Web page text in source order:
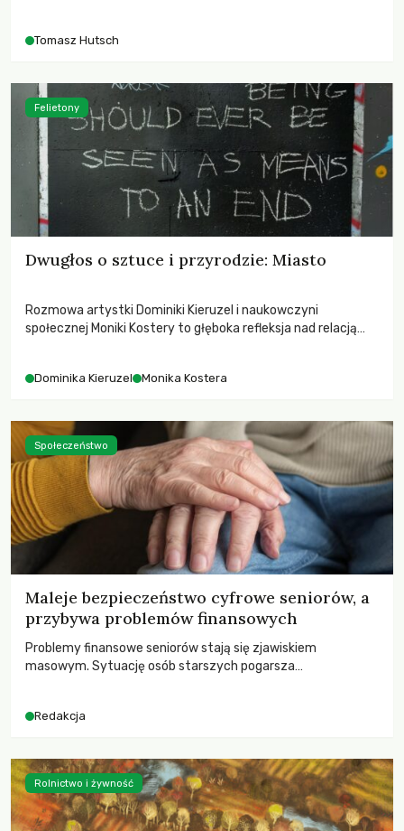
największych katastrof w swoich dziejach.
Tomasz Hutsch
Dwugłos o sztuce i przyrodzie: Miasto
Rozmowa artystki Dominiki Kieruzel i naukowczyni
społecznej Moniki Kostery to głęboka refleksja nad relacją
Dominika Kieruzel Monika Kostera
Felietony
Maleje bezpieczeństwo cyfrowe seniorów, a
przybywa problemów finansowych
Problemy finansowe seniorów stają się zjawiskiem
masowym. Sytuację osób starszych pogarsza
Redakcja
Społeczeństwo
Rolnictwo i żywność